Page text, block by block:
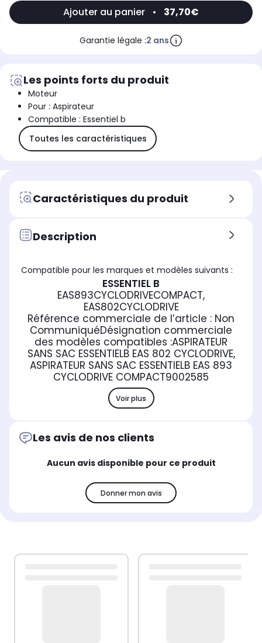
Ajouter au panier • 37,70€
Garantie légale :2 ans
Les points forts du produit
Moteur
Pour : Aspirateur
Compatible : Essentiel b
Toutes les caractéristiques
Caractéristiques du produit
Description
Compatible pour les marques et modèles suivants :
ESSENTIEL B
EAS893CYCLODRIVECOMPACT,
EAS802CYCLODRIVE
Référence commerciale de l’article : Non
CommuniquéDésignation commerciale
des modèles compatibles :ASPIRATEUR
SANS SAC ESSENTIELB EAS 802 CYCLODRIVE,
ASPIRATEUR SANS SAC ESSENTIELB EAS 893
CYCLODRIVE COMPACT9002585
Voir plus
Les avis de nos clients
Aucun avis disponible pour ce produit
Donner mon avis